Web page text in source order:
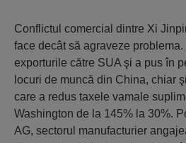
Conflictul comercial dintre Xi
face decât să agraveze
exporturile către SUA şi a pus în
locuri de muncă din China, chiar
care a redus taxele vamale
Washington de la 145% la 30%.
AG, sectorul manufacturier